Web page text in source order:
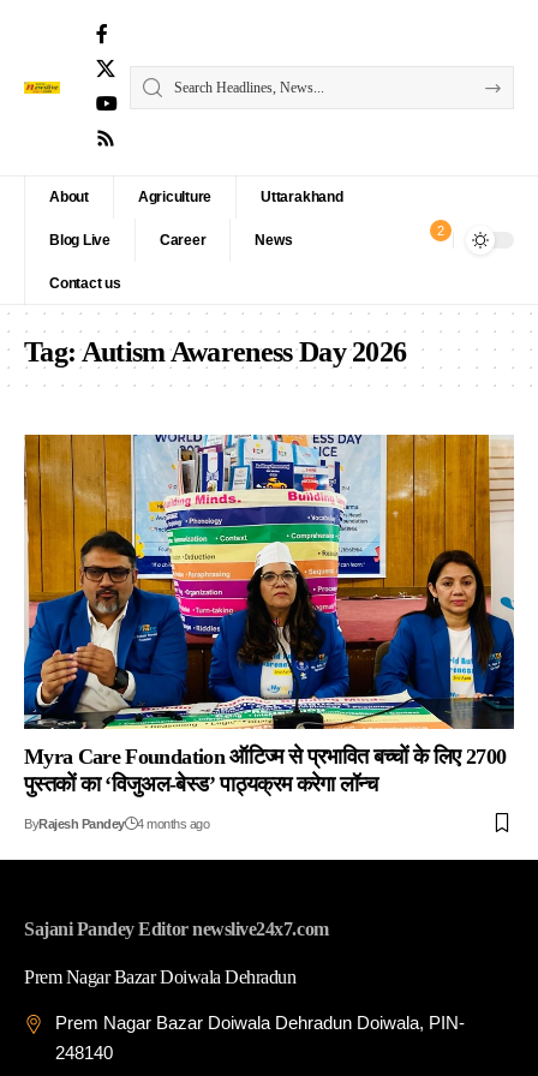
About Agriculture Uttarakhand
Blog Live Career News
Contact us
2
Tag:Autism Awareness Day 2026
Myra Care Foundation ऑटिज्म से प्रभावित बच्चों के लिए 2700
पुस्तकों का ‘विजुअल-बेस्ड’ पाठ्यक्रम करेगा लॉन्च
ByRajesh Pandey 4 months ago
Sajani Pandey Editor newslive24x7.com
Prem Nagar Bazar Doiwala Dehradun
Prem Nagar Bazar Doiwala Dehradun Doiwala, PIN-
248140